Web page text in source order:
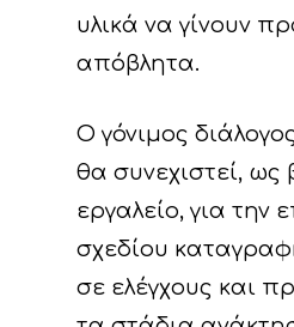
υλικά να γίνουν
απόβλητα.
Ο γόνιμος
θα συνεχιστεί, ως
εργαλείο, για την
σχεδίου
σε ελέγχους και